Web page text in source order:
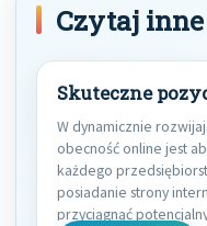
Czytaj
Skuteczne
W dynamicznie
obecność online jest
każdego
posiadanie strony
przyciągnąć